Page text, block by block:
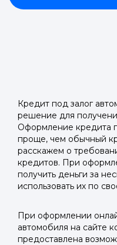
Кредит под залог
решение для
Оформление кредита
проще, чем обычный
расскажем о
кредитов. При
получить деньги за
использовать их по
При оформлении
автомобиля на сайте
предоставлена